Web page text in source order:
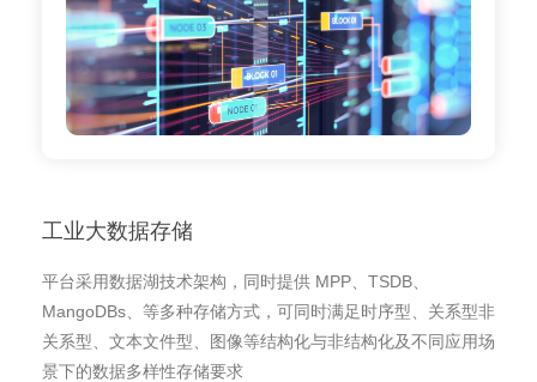
工业大数据存储
平台采用数据湖技术架构，同时提供 MPP、TSDB、
MangoDBs、等多种存储方式，可同时满足时序型、关系型非
关系型、文本文件型、图像等结构化与非结构化及不同应用场
景下的数据多样性存储要求